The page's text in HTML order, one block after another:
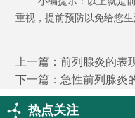
重视，提前预防以免给您
上一篇：前列腺炎的表
下一篇： 急性前列腺炎
热点关注